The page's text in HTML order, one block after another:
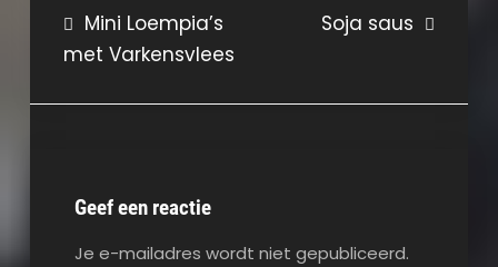
Bericht
navigatie
Mini Loempia’s
met Varkensvlees
Soja saus
Geef een reactie
Je e-mailadres wordt niet gepubliceerd.